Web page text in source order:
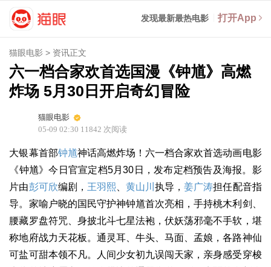
发现最新最热电影 打开App
猫眼电影 > 资讯正文
六一档合家欢首选国漫《钟馗》高燃
炸场 5月30日开启奇幻冒险
猫眼电影
05-09 02:30 11842 次阅读
大银幕首部钟馗神话高燃炸场！六一档合家欢首选动画电影
《钟馗》今日官宣定档5月30日，发布定档预告及海报。影
片由彭可欣编剧， 王羽熙、 黄山川执导，姜广涛担任配音指
导。家喻户晓的国民守护神钟馗首次亮相，手持桃木利剑、
腰藏罗盘符咒、身披北斗七星法袍，伏妖荡邪毫不手软，堪
称地府战力天花板。通灵耳、牛头、马面、孟娘，各路神仙
可盐可甜本领不凡。人间少女初九误闯天家，亲身感受穿梭